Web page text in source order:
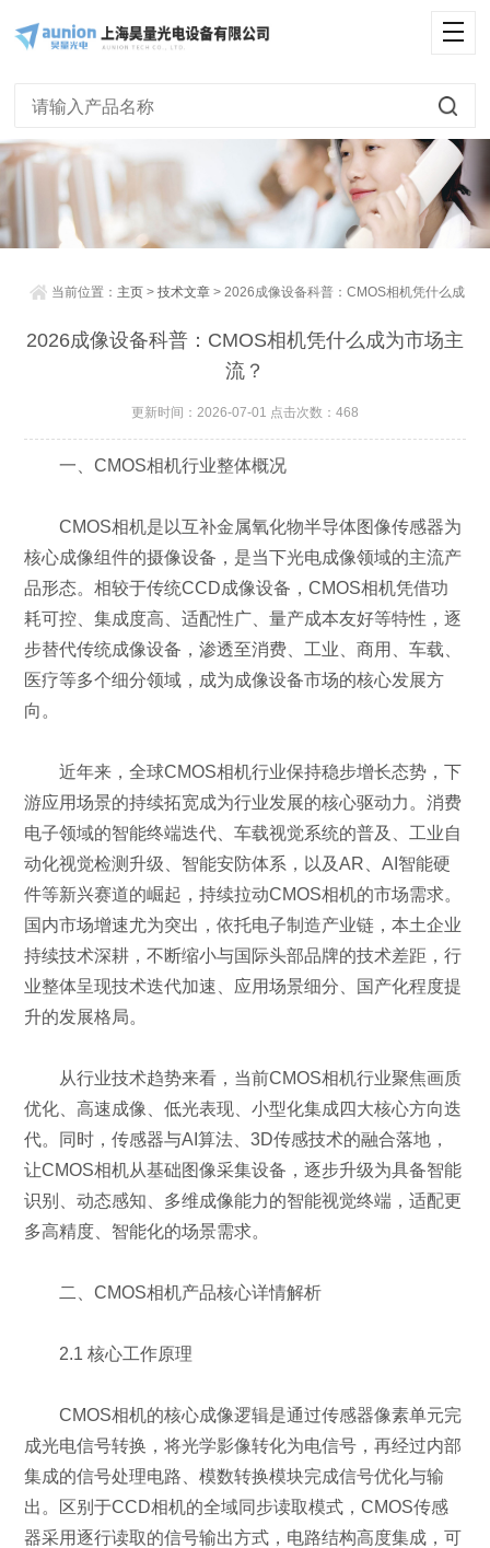
当前位置： 主页 >技术文章 > 2026成像设备科普：CMOS相机凭什么成
为市场主流？
2026成像设备科普：CMOS相机凭什么成为市场主
流？
更新时间：2026-07-01 点击次数：468
一、CMOS相机行业整体概况
CMOS相机是以互补金属氧化物半导体图像传感器为
核心成像组件的摄像设备，是当下光电成像领域的主流产
品形态。相较于传统CCD成像设备，CMOS相机凭借功
耗可控、集成度高、适配性广、量产成本友好等特性，逐
步替代传统成像设备，渗透至消费、工业、商用、车载、
医疗等多个细分领域，成为成像设备市场的核心发展方
向。
近年来，全球CMOS相机行业保持稳步增长态势，下
游应用场景的持续拓宽成为行业发展的核心驱动力。消费
电子领域的智能终端迭代、车载视觉系统的普及、工业自
动化视觉检测升级、智能安防体系，以及AR、AI智能硬
件等新兴赛道的崛起，持续拉动CMOS相机的市场需求。
国内市场增速尤为突出，依托电子制造产业链，本土企业
持续技术深耕，不断缩小与国际头部品牌的技术差距，行
业整体呈现技术迭代加速、应用场景细分、国产化程度提
升的发展格局。
从行业技术趋势来看，当前CMOS相机行业聚焦画质
优化、高速成像、低光表现、小型化集成四大核心方向迭
代。同时，传感器与AI算法、3D传感技术的融合落地，
让CMOS相机从基础图像采集设备，逐步升级为具备智能
识别、动态感知、多维成像能力的智能视觉终端，适配更
多高精度、智能化的场景需求。
二、CMOS相机产品核心详情解析
2.1 核心工作原理
CMOS相机的核心成像逻辑是通过传感器像素单元完
成光电信号转换，将光学影像转化为电信号，再经过内部
集成的信号处理电路、模数转换模块完成信号优化与输
出。区别于CCD相机的全域同步读取模式，CMOS传感
器采用逐行读取的信号输出方式，电路结构高度集成，可